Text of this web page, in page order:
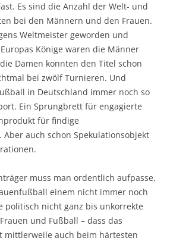
Es sind die Anzahl der Welt- und
bei den Männern und den Frauen.
Weltmeister geworden und
Könige waren die Männer
Damen konnten den Titel schon
bei zwölf Turnieren. Und
in Deutschland immer noch so
Ein Sprungbrett für engagierte
für findige
auch schon Spekulationsobjekt
muss man ordentlich aufpasse,
einem nicht immer noch
politisch nicht ganz bis unkorrekte
und Fußball – dass das
mittlerweile auch beim härtesten